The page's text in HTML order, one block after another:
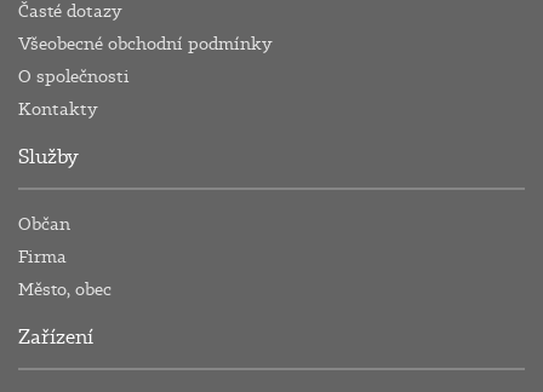
Časté dotazy
Všeobecné obchodní podmínky
O společnosti
Kontakty
Služby
Občan
Firma
Město, obec
Zařízení